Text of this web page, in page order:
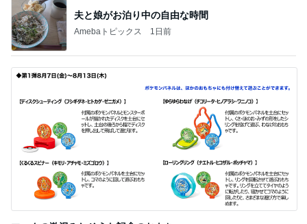
マックの激混みしそうな記念のおもちゃ
Amebaトピックス 11時間前